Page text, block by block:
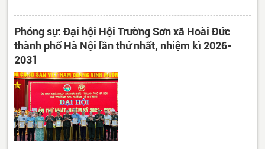
Phóng sự: Đại hội Hội Trường Sơn xã Hoài Đức
thành phố Hà Nội lần thứ nhất, nhiệm kì 2026-
2031